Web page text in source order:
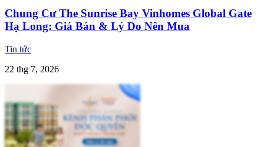
Chung Cư The Sunrise Bay Vinhomes Global Gate
Hạ Long: Giá Bán & Lý Do Nên Mua
Tin tức
22 thg 7, 2026